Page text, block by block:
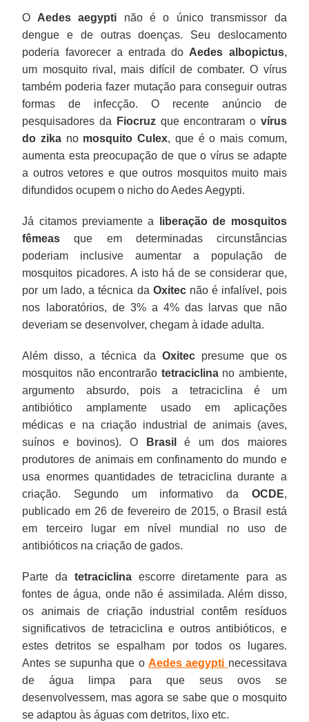
O Aedes aegypti não é o único transmissor da
dengue e de outras doenças. Seu deslocamento
poderia favorecer a entrada do Aedes albopictus,
um mosquito rival, mais difícil de combater. O vírus
também poderia fazer mutação para conseguir outras
formas de infecção. O recente anúncio de
pesquisadores da
Fiocruzque encontraram o vírus
do zika no mosquito Culex, que é o mais comum,
aumenta esta preocupação de que o vírus se adapte
a outros vetores e que outros mosquitos muito mais
difundidos ocupem o nicho do Aedes Aegypti.
Já citamos previamente a
liberação de mosquitos
fêmeas que em determinadas circunstâncias
poderiam inclusive aumentar a população de
mosquitos picadores. A isto há de se considerar que,
por um lado, a técnica da Oxitecnão é infalível, pois
nos laboratórios, de 3% a 4% das larvas que não
deveriam se desenvolver, chegam à idade adulta.
Além disso, a técnica da Oxitecpresume que os
mosquitos não encontrarão tetraciclinano ambiente,
argumento absurdo, pois a tetraciclina é um
antibiótico amplamente usado em aplicações
médicas e na criação industrial de animais (aves,
suínos e bovinos). O
Brasil
é um dos maiores
produtores de animais em confinamento do mundo e
usa enormes quantidades de tetraciclina durante a
criação. Segundo um informativo da OCDE,
publicado em 26 de fevereiro de 2015, o Brasil está
em terceiro lugar em nível mundial no uso de
antibióticos na criação de gados.
Parte da tetraciclinaescorre diretamente para as
fontes de água, onde não é assimilada. Além disso,
os animais de criação industrial contêm resíduos
significativos de tetraciclina e outros antibióticos, e
estes detritos se espalham por todos os lugares.
Antes se supunha que o Aedes aegypti necessitava
de água limpa para que seus ovos se
desenvolvessem, mas agora se sabe que o mosquito
se adaptou às águas com detritos, lixo etc.